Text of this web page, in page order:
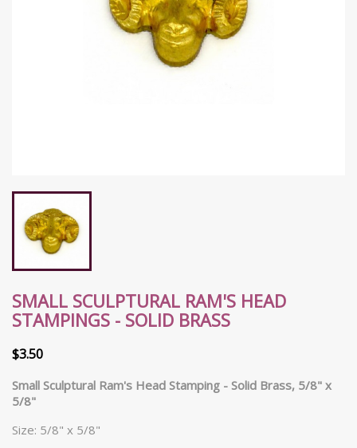
SMALL SCULPTURAL RAM'S HEAD
STAMPINGS - SOLID BRASS
$3.50
Small Sculptural Ram's Head Stamping - Solid Brass, 5/8" x
5/8"
Size: 5/8" x 5/8"